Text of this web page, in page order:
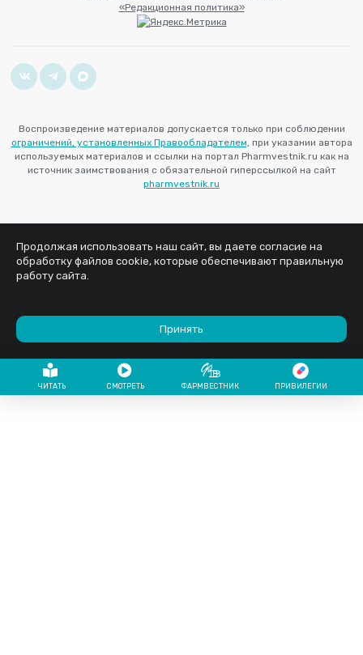
«Редакционная политика»
Воспроизведение материалов допускается только при соблюдении
ограничений, установленных Правообладателем , при указании автора
используемых материалов и ссылки на портал Pharmvestnik.ru как на
источник заимствования с обязательной гиперссылкой на сайт
pharmvestnik.ru
Продолжая использовать наш сайт, вы даете согласие на
обработку файлов cookie, которые обеспечивают правильную
работу сайта.
Принять
ЧИТАТЬ СМОТРЕТЬ ФАРМВЕСТНИК ПРИВИЛЕГИИ